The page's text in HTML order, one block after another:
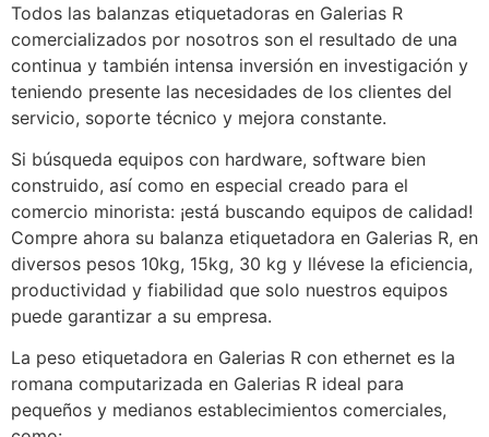
Todos las balanzas etiquetadoras en Galerias R
comercializados por nosotros son el resultado de una
continua y también intensa inversión en investigación y
teniendo presente las necesidades de los clientes del
servicio, soporte técnico y mejora constante.
Si búsqueda equipos con hardware, software bien
construido, así como en especial creado para el
comercio minorista: ¡está buscando equipos de calidad!
Compre ahora su balanza etiquetadora en Galerias R, en
diversos pesos 10kg, 15kg, 30 kg y llévese la eficiencia,
productividad y fiabilidad que solo nuestros equipos
puede garantizar a su empresa.
La peso etiquetadora en Galerias R con ethernet es la
romana computarizada en Galerias R ideal para
pequeños y medianos establecimientos comerciales,